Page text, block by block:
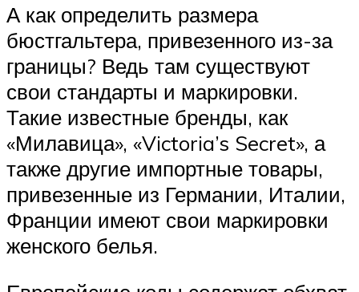
А как определить размера
бюстгальтера, привезенного из-за
границы? Ведь там существуют
свои стандарты и маркировки.
Такие известные бренды, как
«Милавица», «Victoria’s Secret», а
также другие импортные товары,
привезенные из Германии, Италии,
Франции имеют свои маркировки
женского белья.